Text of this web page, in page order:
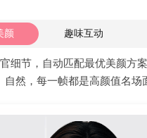
颜 趣味互动
细节，自动匹配最优美颜方
自然，每一帧都是高颜值名场